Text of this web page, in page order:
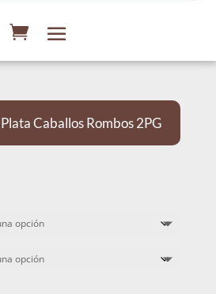
Caballos Rombos 2PG